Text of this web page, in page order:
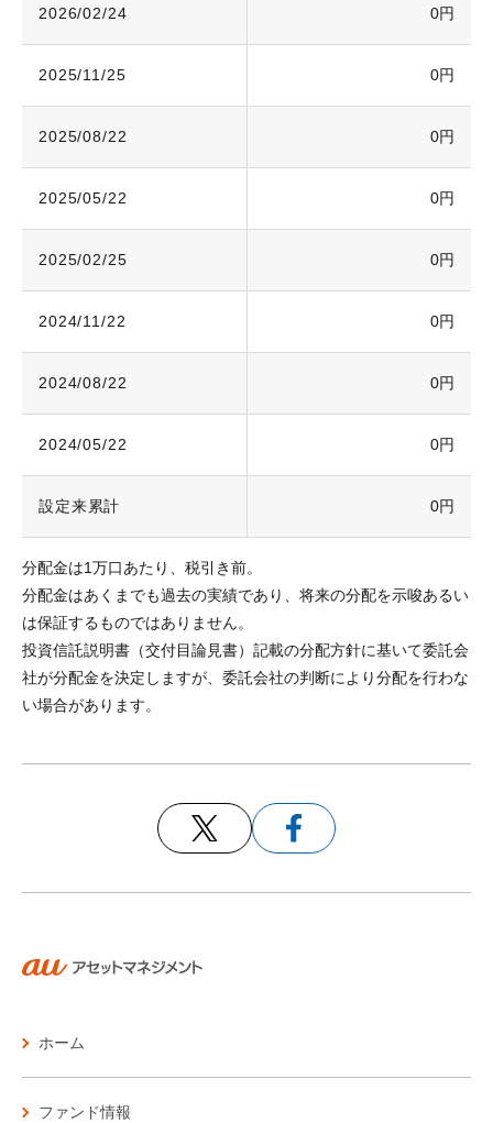
2026/02/24 0円
2025/11/25 0円
2025/08/22 0円
2025/05/22 0円
2025/02/25 0円
2024/11/22 0円
2024/08/22 0円
2024/05/22 0円
設定来累計 0円
分配金は1万口あたり、税引き前。
分配金はあくまでも過去の実績であり、将来の分配を示唆あるい
は保証するものではありません。
投資信託説明書（交付目論見書）記載の分配方針に基いて委託会
社が分配金を決定しますが、委託会社の判断により分配を行わな
い場合があります。
ホーム
ファンド情報